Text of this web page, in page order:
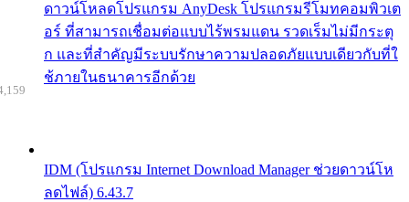
ดาวน์โหลดโปรแกรม AnyDesk โปรแกรมรีโมทคอมพิวเต
อร์ ที่สามารถเชื่อมต่อแบบไร้พรมแดน รวดเร็มไม่มีกระตุ
ก และที่สำคัญมีระบบรักษาความปลอดภัยแบบเดียวกับที่ใ
ช้ภายในธนาคารอีกด้วย
IDM (โปรแกรม Internet Download Manager ช่วยดาวน์โห
ลดไฟล์) 6.43.7